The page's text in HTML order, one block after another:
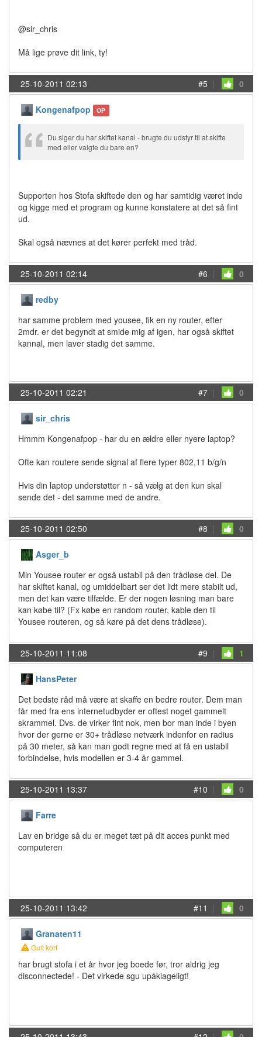
@sir_chris
Må lige prøve dit link, ty!
25-10-2011 02:13 #5 | 0
Kongenafpop OP
Du siger du har skiftet kanal - brugte du udstyr til at skifte
med eller valgte du bare en?
Supporten hos Stofa skiftede den og har samtidig været inde
og kigge med et program og kunne konstatere at det så fint
ud.
Skal også nævnes at det kører perfekt med tråd.
25-10-2011 02:14 #6 | 0
redby
har samme problem med yousee, fik en ny router, efter
2mdr. er det begyndt at smide mig af igen, har også skiftet
kannal, men laver stadig det samme.
25-10-2011 02:21 #7 | 0
sir_chris
Hmmm Kongenafpop - har du en ældre eller nyere laptop?
Ofte kan routere sende signal af flere typer 802,11 b/g/n
Hvis din laptop understøtter n - så vælg at den kun skal
sende det - det samme med de andre.
25-10-2011 02:50 #8 | 0
Asger_b
Min Yousee router er også ustabil på den trådløse del. De
har skiftet kanal, og umiddelbart ser det lidt mere stabilt ud,
men det kan være tilfælde. Er der nogen løsning man bare
kan købe til? (Fx købe en random router, kable den til
Yousee routeren, og så køre på det dens trådløse).
25-10-2011 11:08 #9 | 1
HansPeter
Det bedste råd må være at skaffe en bedre router. Dem man
får med fra ens internetudbyder er oftest noget gammelt
skrammel. Dvs. de virker fint nok, men bor man inde i byen
hvor der gerne er 30+ trådløse netværk indenfor en radius
på 30 meter, så kan man godt regne med at få en ustabil
forbindelse, hvis modellen er 3-4 år gammel.
25-10-2011 13:37 #10 | 0
Farre
Lav en bridge så du er meget tæt på dit acces punkt med
computeren
25-10-2011 13:42 #11 | 0
Granaten11
Gult kort
har brugt stofa i et år hvor jeg boede før, tror aldrig jeg
disconnectede! - Det virkede sgu upåklageligt!